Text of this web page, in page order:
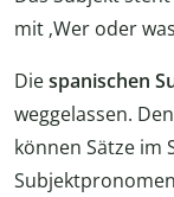
mit ‚Wer oder
Diespanischen
weggelassen.
können Sätze im